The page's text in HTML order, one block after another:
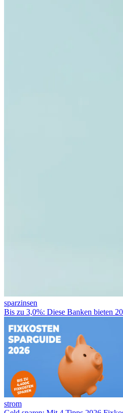
sparzinsen
Bis zu 3,0%: Diese Banken bieten
strom